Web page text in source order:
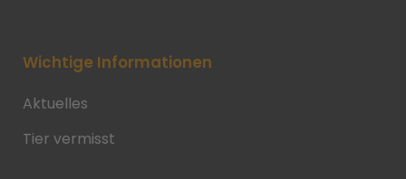
Wichtige Informationen
Aktuelles
Tier vermisst